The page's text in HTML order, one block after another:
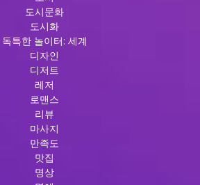
도시문화
도시화
독특한 놀이터: 세계
디자인
디저트
레저
로맨스
리뷰
마사지
만족도
맛집
명상